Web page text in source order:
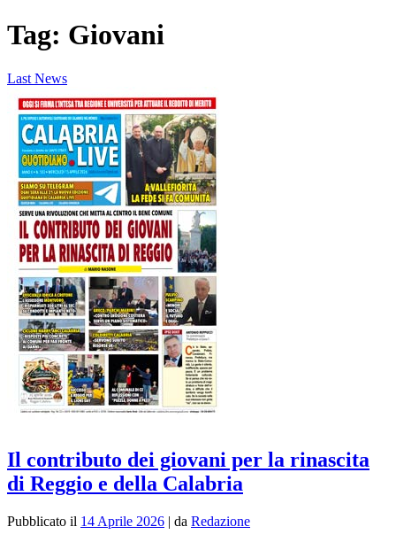
Tag: Giovani
Last News
Il contributo dei giovani per la rinascita
di Reggio e della Calabria
Pubblicato il 14 Aprile 2026 | da Redazione